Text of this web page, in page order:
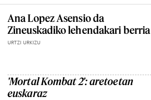
Ana Lopez Asensio da
Zineuskadiko lehendakari berria
URTZI URKIZU
'Mortal Kombat 2': aretoetan
euskaraz